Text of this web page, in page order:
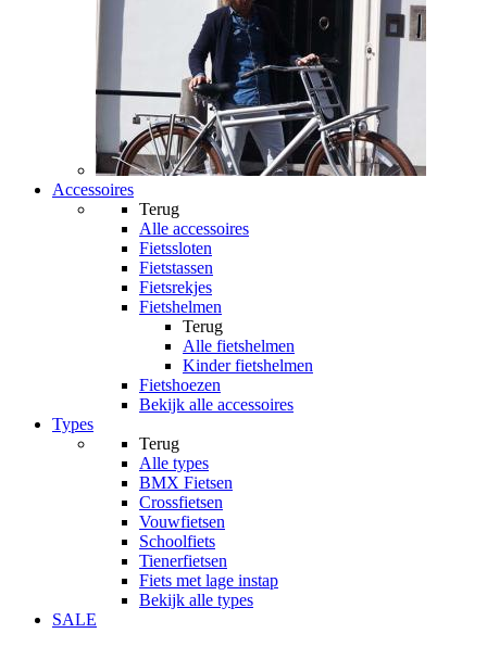
Accessoires
Terug
Alle accessoires
Fietssloten
Fietstassen
Fietsrekjes
Fietshelmen
Terug
Alle fietshelmen
Kinder fietshelmen
Fietshoezen
Bekijk alle accessoires
Types
Terug
Alle types
BMX Fietsen
Crossfietsen
Vouwfietsen
Schoolfiets
Tienerfietsen
Fiets met lage instap
Bekijk alle types
SALE